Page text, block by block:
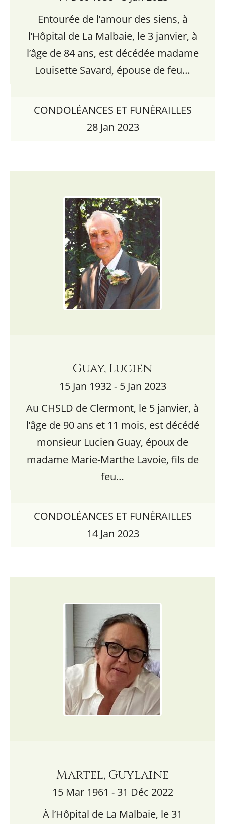
Entourée de l’amour des siens, à
l’Hôpital de La Malbaie, le 3 janvier, à
l’âge de 84 ans, est décédée madame
Louisette Savard, épouse de feu…
CONDOLÉANCES ET FUNÉRAILLES
28 Jan 2023
Guay, Lucien
15 Jan 1932 - 5 Jan 2023
Au CHSLD de Clermont, le 5 janvier, à
l’âge de 90 ans et 11 mois, est décédé
monsieur Lucien Guay, époux de
madame Marie-Marthe Lavoie, fils de
feu…
CONDOLÉANCES ET FUNÉRAILLES
14 Jan 2023
Martel, Guylaine
15 Mar 1961 - 31 Déc 2022
À l’Hôpital de La Malbaie, le 31